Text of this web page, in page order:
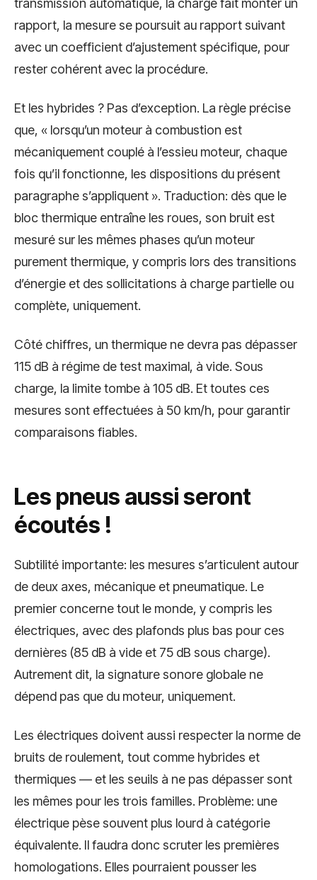
transmission automatique, la charge fait monter un
rapport, la mesure se poursuit au rapport suivant
avec un coefficient d’ajustement spécifique, pour
rester cohérent avec la procédure.
Et les hybrides ? Pas d’exception. La règle précise
que, « lorsqu’un moteur à combustion est
mécaniquement couplé à l’essieu moteur, chaque
fois qu’il fonctionne, les dispositions du présent
paragraphe s’appliquent ». Traduction: dès que le
bloc thermique entraîne les roues, son bruit est
mesuré sur les mêmes phases qu’un moteur
purement thermique, y compris lors des transitions
d’énergie et des sollicitations à charge partielle ou
complète, uniquement.
Côté chiffres, un thermique ne devra pas dépasser
115 dB à régime de test maximal, à vide. Sous
charge, la limite tombe à 105 dB. Et toutes ces
mesures sont effectuées à 50 km/h, pour garantir
comparaisons fiables.
Les pneus aussi seront
écoutés !
Subtilité importante: les mesures s’articulent autour
de deux axes, mécanique et pneumatique. Le
premier concerne tout le monde, y compris les
électriques, avec des plafonds plus bas pour ces
dernières (85 dB à vide et 75 dB sous charge).
Autrement dit, la signature sonore globale ne
dépend pas que du moteur, uniquement.
Les électriques doivent aussi respecter la norme de
bruits de roulement, tout comme hybrides et
thermiques — et les seuils à ne pas dépasser sont
les mêmes pour les trois familles. Problème: une
électrique pèse souvent plus lourd à catégorie
équivalente. Il faudra donc scruter les premières
homologations. Elles pourraient pousser les